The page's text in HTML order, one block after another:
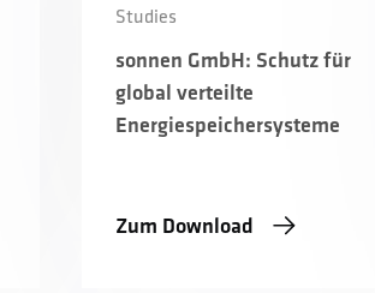
Studies
sonnen GmbH: Schutz für
global verteilte
Energiespeichersysteme
Zum Download